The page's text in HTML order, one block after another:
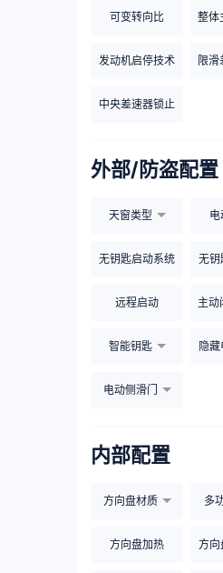
可变转向比 整体
发动机启停技术 限
中央差速器锁止
外部/防盗配置
天窗类型
无钥匙启动系统 无钥
远程启动 主动
智能钥匙 隐
电动侧滑门
内部配置
方向盘材质 多
方向盘加热 方向